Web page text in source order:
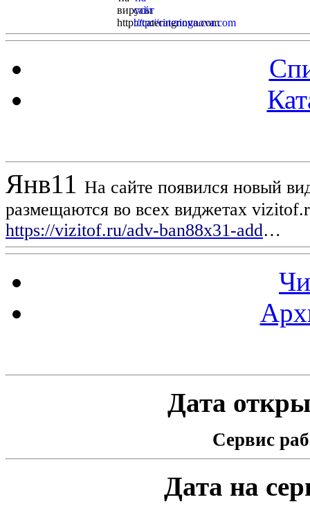
Янв11 На сайте появился новый
размещаются во всех виджетах
https://vizitof.ru/adv-ban88x31-add…
Дата
Сервис
Дата на